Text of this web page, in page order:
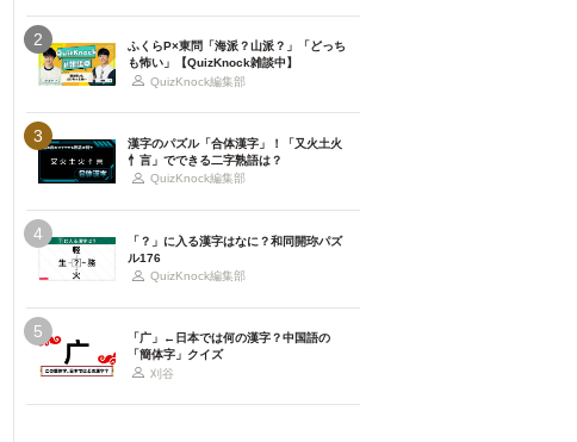
2
ふくらP×東問「海派？山派？」「どっち
も怖い」【QuizKnock雑談中】
QuizKnock編集部
3
漢字のパズル「合体漢字」！「又火土火
忄言」でできる二字熟語は？
QuizKnock編集部
4
「？」に入る漢字はなに？和同開珎パズ
ル176
QuizKnock編集部
5
「广」←日本では何の漢字？中国語の
「簡体字」クイズ
刈谷